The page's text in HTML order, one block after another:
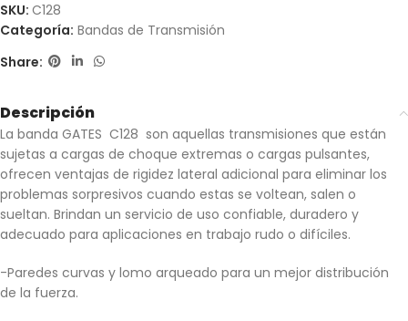
SKU: C128
Categoría: Bandas de Transmisión
Share:
Descripción
La banda GATES C128 son aquellas transmisiones que están
sujetas a cargas de choque extremas o cargas pulsantes,
ofrecen ventajas de rigidez lateral adicional para eliminar los
problemas sorpresivos cuando estas se voltean, salen o
sueltan. Brindan un servicio de uso confiable, duradero y
adecuado para aplicaciones en trabajo rudo o difíciles.
-Paredes curvas y lomo arqueado para un mejor distribución
de la fuerza.